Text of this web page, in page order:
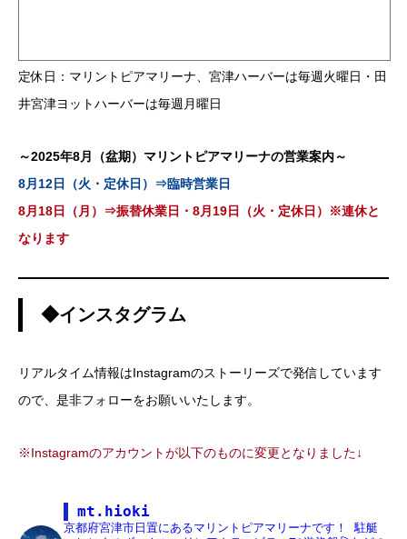
定休日：マリントピアマリーナ、宮津ハーバーは毎週火曜日・田
井宮津ヨットハーバーは毎週月曜日
～2025年8月（盆期）マリントピアマリーナの営業案内～
8月12日（火・定休日）⇒臨時営業日
8月18日（月）⇒振替休業日・8月19日（火・定休日）※連休と
なります
◆インスタグラム
リアルタイム情報はInstagramのストーリーズで発信しています
ので、是非フォローをお願いいたします。
※Instagramのアカウントが以下のものに変更となりました↓
mt.hioki
京都府宮津市日置にあるマリントピアマリーナです！
駐艇